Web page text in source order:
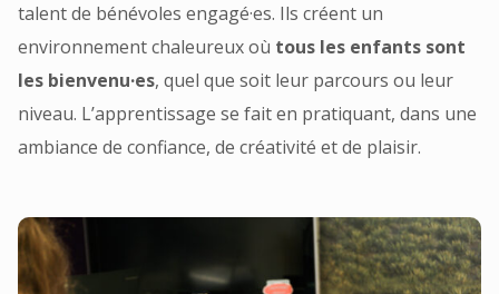
talent de bénévoles engagé·es. Ils créent un
environnement chaleureux où tous les enfants sont
les bienvenu·es, quel que soit leur parcours ou leur
niveau. L’apprentissage se fait en pratiquant, dans une
ambiance de confiance, de créativité et de plaisir.